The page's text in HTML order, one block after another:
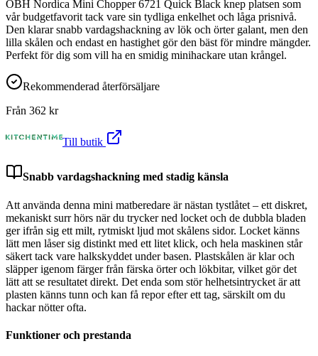
OBH Nordica Mini Chopper 6721 Quick Black knep platsen som
vår budgetfavorit tack vare sin tydliga enkelhet och låga prisnivå.
Den klarar snabb vardagshackning av lök och örter galant, men den
lilla skålen och endast en hastighet gör den bäst för mindre mängder.
Perfekt för dig som vill ha en smidig minihackare utan krångel.
Rekommenderad återförsäljare
Från 362 kr
Till butik
Snabb vardagshackning med stadig känsla
Att använda denna mini matberedare är nästan tystlåtet – ett diskret,
mekaniskt surr hörs när du trycker ned locket och de dubbla bladen
ger ifrån sig ett milt, rytmiskt ljud mot skålens sidor. Locket känns
lätt men låser sig distinkt med ett litet klick, och hela maskinen står
säkert tack vare halkskyddet under basen. Plastskålen är klar och
släpper igenom färger från färska örter och lökbitar, vilket gör det
lätt att se resultatet direkt. Det enda som stör helhetsintrycket är att
plasten känns tunn och kan få repor efter ett tag, särskilt om du
hackar nötter ofta.
Funktioner och prestanda